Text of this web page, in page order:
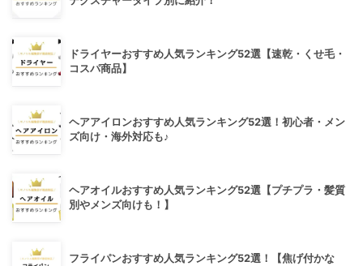
ドライヤーおすすめ人気ランキング52選【速乾・くせ毛・
コスパ商品】
ヘアアイロンおすすめ人気ランキング52選！初心者・メン
ズ向け・海外対応も♪
ヘアオイルおすすめ人気ランキング52選【プチプラ・髪質
別やメンズ向けも！】
フライパンおすすめ人気ランキング52選！【焦げ付かな